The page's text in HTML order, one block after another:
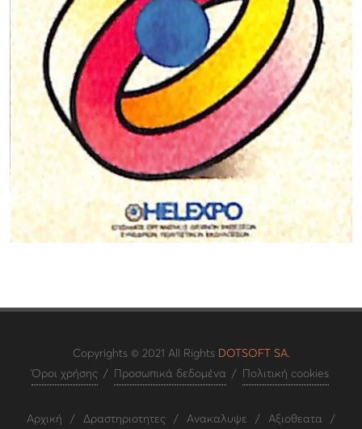
Copyrights © 2021 All Rights DOTSOFT SA.
Όροι χρήσης
/ Προσωπικά δεδομένα / Πολιτική cookies
Αρχική / Δραστηριοτητες / Ανακαλυψε / Αξιοθεατα /